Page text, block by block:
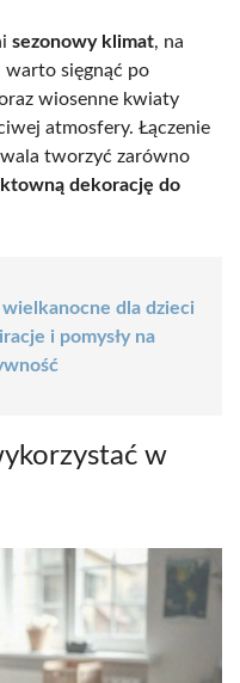
sezonowy klimat, na
warto sięgnąć po
wiosenne kwiaty
atmosfery. Łączenie
tworzyć zarówno
dekorację do
wielkanocne dla dzieci
i pomysły na
w